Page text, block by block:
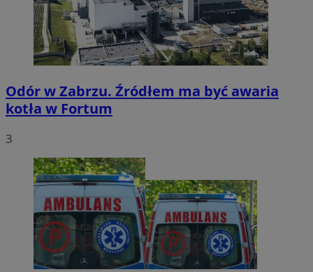
Odór w Zabrzu. Źródłem ma być awaria
kotła w Fortum
3